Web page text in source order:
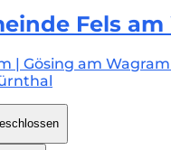
Fels
| Gösing am